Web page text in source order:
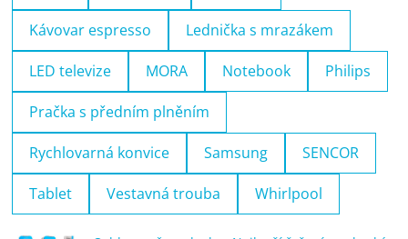
Kávovar espresso Lednička s mrazákem
LED televize MORA Notebook Philips
Pračka s předním plněním
Rychlovarná konvice Samsung SENCOR
Tablet Vestavná trouba Whirlpool